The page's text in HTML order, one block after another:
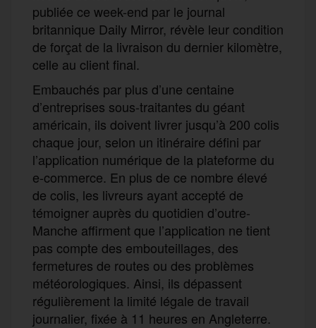
publiée ce week-end par le journal
britannique Daily Mirror, révèle leur condition
de forçat de la livraison du dernier kilomètre,
celle au client final.
Embauchés par plus d’une centaine
d’entreprises sous-traitantes du géant
américain, ils doivent livrer jusqu’à 200 colis
chaque jour, selon un itinéraire défini par
l’application numérique de la plateforme du
e-commerce. En plus de ce nombre élevé
de colis, les livreurs ayant accepté de
témoigner auprès du quotidien d’outre-
Manche affirment que l’application ne tient
pas compte des embouteillages, des
fermetures de routes ou des problèmes
météorologiques. Ainsi, ils dépassent
régulièrement la limité légale de travail
journalier, fixée à 11 heures en Angleterre.